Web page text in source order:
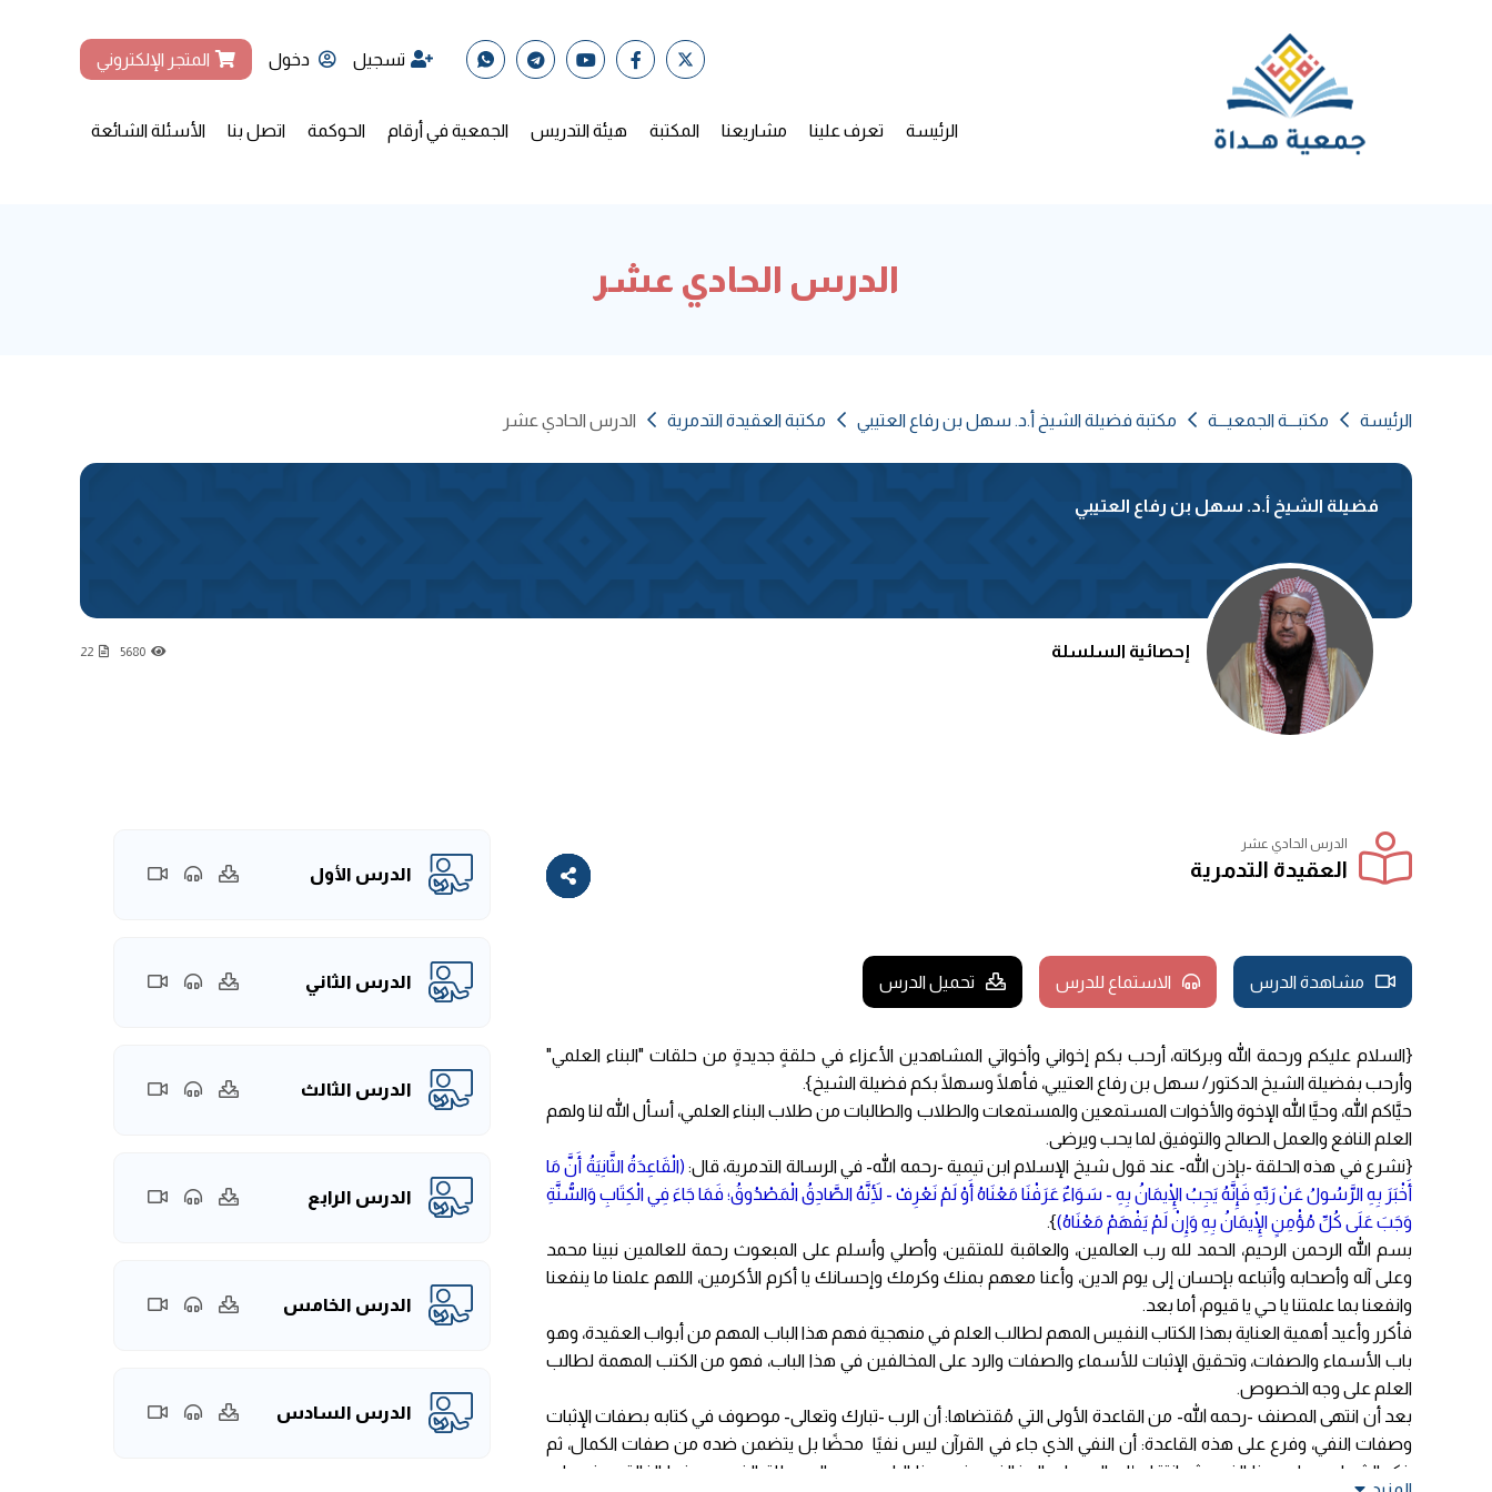
تسجيل دخول المتجر الإلكتروني
الرئيسة تعرف علينا مشاريعنا المكتبة هيئة التدريس الجمعية في أرقام الحوكمة اتصل بنا الأسئلة الشائعة
الدرس الحادي عشر
الرئيسة مكتبـــة الجمعيـــة مكتبة فضيلة الشيخ أ.د. سهل بن رفاع العتيبي مكتبة العقيدة التدمرية الدرس الحادي عشر
فضيلة الشيخ أ.د. سهل بن رفاع العتيبي
إحصائية السلسلة 5680
22
الدرس الحادي عشر
العقيدة التدمرية
مشاهدة الدرس الاستماع للدرس تحميل الدرس
{السلام عليكم ورحمة الله وبركاته، أرحب بكم إخواني وأخواتي المشاهدين الأعزاء في حلقةٍ جديدةٍ من حلقات "البناء العلمي"
وأرحب بفضيلة الشيخ الدكتور/ سهل بن رفاع العتيبي، فأهلًا وسهلًا بكم فضيلة الشيخ}.
حيَّاكم الله، وحيَّا الله الإخوة والأخوات المستمعين والمستمعات والطلاب والطالبات من طلاب البناء العلمي، أسأل الله لنا ولهم
العلم النافع والعمل الصالح والتوفيق لما يحب ويرضى.
{نشرع في هذه الحلقة -بإذن الله- عند قول شيخ الإسلام ابن تيمية -رحمه الله- في الرسالة التدمرية، قال: (الْقَاعِدَةُ الثَّانِيَةُ أَنَّ مَا
أَخْبَرَ بِهِ الرَّسُولُ عَنْ رَبِّهِ فَإِنَّهُ يَجِبُ الْإِيمَانُ بِهِ - سَوَاءٌ عَرَفْنَا مَعْنَاهُ أَوْ لَمْ نَعْرِفْ - لِأَنَّهُ الصَّادِقُ الْمَصْدُوقُ؛ فَمَا جَاءَ فِي الْكِتَابِ وَالسُّنَّةِ
وَجَبَ عَلَى كُلِّ مُؤْمِنٍ الْإِيمَانُ بِهِ وَإِنْ لَمْ يَفْهَمْ مَعْنَاهُ)}.
بسم الله الرحمن الرحيم، الحمد لله رب العالمين، والعاقبة للمتقين، وأصلي وأسلم على المبعوث رحمة للعالمين نبينا محمد
وعلى آله وأصحابه وأتباعه بإحسان إلى يوم الدين، وأعنا معهم بمنك وكرمك وإحسانك يا أكرم الأكرمين، اللهم علمنا ما ينفعنا
وانفعنا بما علمتنا يا حي يا قيوم، أما بعد.
فأكرر وأعيد أهمية العناية بهذا الكتاب النفيس المهم لطالب العلم في منهجية فهم هذا الباب المهم من أبواب العقيدة، وهو
باب الأسماء والصفات، وتحقيق الإثبات للأسماء والصفات والرد على المخالفين في هذا الباب، فهو من الكتب المهمة لطالب
العلم على وجه الخصوص.
بعد أن انتهى المصنف -رحمه الله- من القاعدة الأولى التي مُقتضاها: أن الرب -تبارك وتعالى- موصوف في كتابه بصفات الإثبات
وصفات النفي، وفرع على هذه القاعدة: أن النفي الذي جاء في القرآن ليس نفيًا محضًا بل يتضمن ضده من صفات الكمال، ثم
ذكر الشواهد على هذا الفرع، ثم انتقل إلى الرد على المخالفين في هذا الباب، وهم المعطلة الذين وصفوا الخالق -عز وجل-
الدرس الأول
الدرس الثاني
الدرس الثالث
الدرس الرابع
الدرس الخامس
الدرس السادس